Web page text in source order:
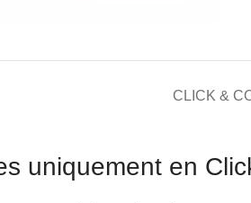
CLICK &
uniquement en